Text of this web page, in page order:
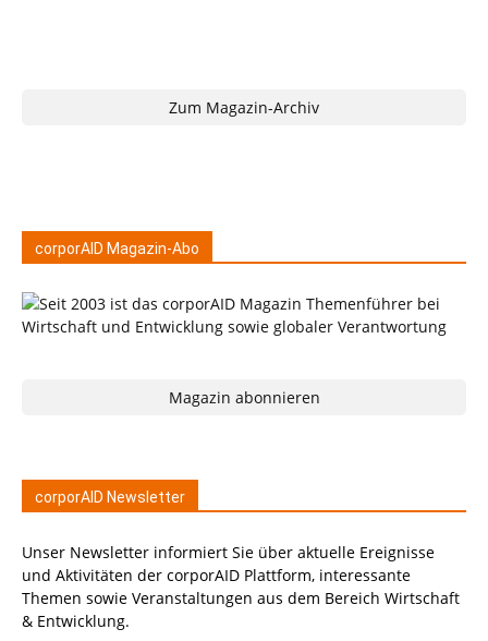
Zum Magazin-Archiv
corporAID Magazin-Abo
Magazin abonnieren
corporAID Newsletter
Unser Newsletter informiert Sie über aktuelle Ereignisse
und Aktivitäten der corporAID Plattform, interessante
Themen sowie Veranstaltungen aus dem Bereich Wirtschaft
& Entwicklung.